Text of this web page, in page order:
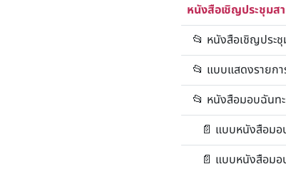
หนังสือเชิญประชุม
📂 หนังสือเชิญประ
📂 แบบแสดงรายก
📂 หนังสือมอบฉันทะ
📄 แบบหนังสือมอ
📄 แบบหนังสือมอ